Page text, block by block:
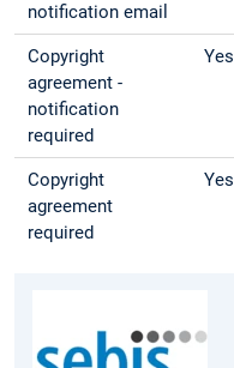
notification email
Copyright
agreement -
notification
required
Yes
Copyright
agreement
required
Yes